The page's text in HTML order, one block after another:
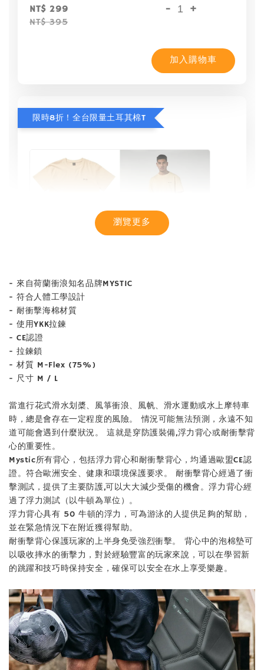
NT$ 299
NT$ 395
- +
加入購物車
限時8折！全台限量土耳其棉T
NT$ 899
加入購物車
瀏覽更多
- 來自荷蘭衝浪知名品牌MYSTIC
- 符合人體工學設計
- 耐衝擊海棉材質
- 使用YKK拉鍊
- CE認證
- 拉鍊鎖
- 材質 M-Flex (75%)
- 尺寸 M / L
當進行花式滑水划槳、風箏衝浪、風帆、滑水運動或水上摩特車
時，總是會存在一定程度的風險。 情況可能無法預測，永遠不知
道可能會遇到什麼狀況。 這就是穿防護裝備,浮力背心或耐衝擊背
心的重要性。
Mystic所有背心，包括浮力背心和耐衝擊背心，均通過歐盟CE認
證。符合歐洲安全、健康和環境保護要求。 耐衝擊背心經過了衝
擊測試，提供了主要防護,可以大大減少受傷的機會。浮力背心經
過了浮力測試（以牛頓為單位）。
浮力背心具有 50 牛頓的浮力，可為游泳的人提供足夠的幫助，
並在緊急情況下在附近獲得幫助。
耐衝擊背心保護玩家的上半身免受強烈衝擊。 背心中的泡棉墊可
以吸收摔水的衝擊力，對於經驗豐富的玩家來說，可以在學習新
的跳躍和技巧時保持安全，確保可以安全在水上享受樂趣。